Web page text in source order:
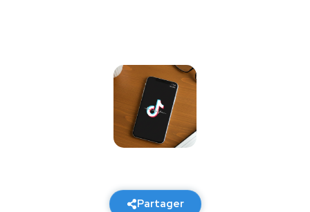
Partager